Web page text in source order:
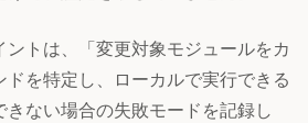
ントは、「変更対象モジュールをカ
を特定し、ローカルで実行できる
きない場合の失敗モードを記録し